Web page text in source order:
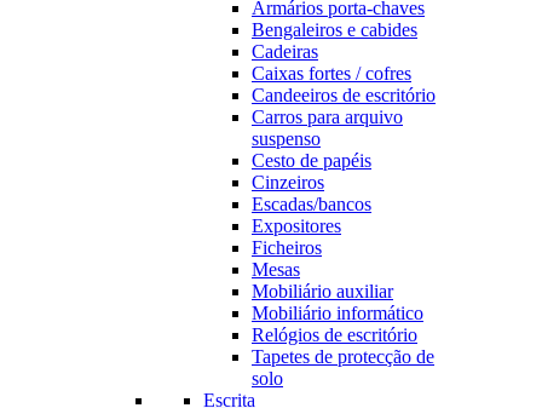
Armários porta-chaves
Bengaleiros e cabides
Cadeiras
Caixas fortes / cofres
Candeeiros de escritório
Carros para arquivo
suspenso
Cesto de papéis
Cinzeiros
Escadas/bancos
Expositores
Ficheiros
Mesas
Mobiliário auxiliar
Mobiliário informático
Relógios de escritório
Tapetes de protecção de
solo
Escrita